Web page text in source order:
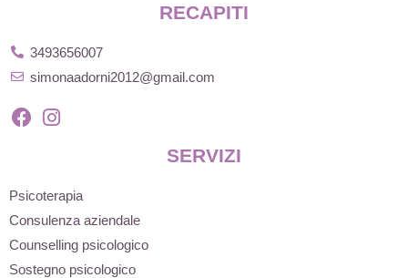
RECAPITI
3493656007
simonaadorni2012@gmail.com
SERVIZI
Psicoterapia
Consulenza aziendale
Counselling psicologico
Sostegno psicologico